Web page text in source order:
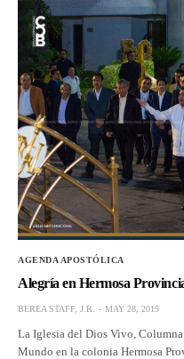
AGENDA APOSTÓLICA
Alegría en Hermosa
BEREA STAFF, J.R. MAY 28, 2019
La Iglesia del Dios Vivo,
Mundo en la colonia Hermosa